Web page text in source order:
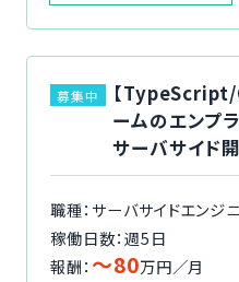
募集中
【TypeScript/
ームのエンプ
サーバサイド
職種：サーバサイドエンジ
稼働日数：週5日
報酬： 〜80万円／月